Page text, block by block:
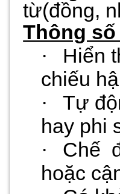
từ(đồng,
Thông
·
Hiển
chiếu
·
Tự
hay phi
·
Chế
hoặc